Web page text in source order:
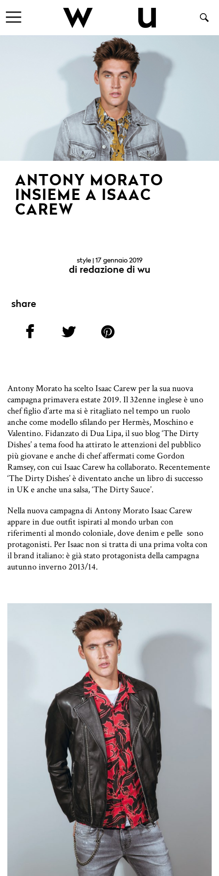
ANTONY MORATO
INSIEME A ISAAC
CAREW
style| 17 gennaio 2019
di redazione di wu
share
Antony Morato ha scelto Isaac Carew per la sua nuova
campagna primavera estate 2019. Il 32enne inglese è uno
chef figlio d’arte ma si è ritagliato nel tempo un ruolo
anche come modello sfilando per Hermès, Moschino e
Valentino. Fidanzato di Dua Lipa, il suo blog ‘The Dirty
Dishes’ a tema food ha attirato le attenzioni del pubblico
più giovane e anche di chef affermati come Gordon
Ramsey, con cui Isaac Carew ha collaborato. Recentemente
‘The Dirty Dishes’ è diventato anche un libro di successo
in UK e anche una salsa, ‘The Dirty Sauce’.
Nella nuova campagna di Antony Morato Isaac Carew
appare in due outfit ispirati al mondo urban con
riferimenti al mondo coloniale, dove denim e pelle sono
protagonisti. Per Isaac non si tratta di una prima volta con
il brand italiano: è già stato protagonista della campagna
autunno inverno 2013/14.